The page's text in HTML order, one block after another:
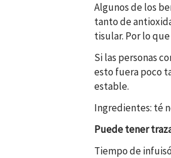
Algunos de los
tanto de
tisular. Por lo
Si las personas
esto fuera poco
estable.
Ingredientes: té
Puede tener
Tiempo de